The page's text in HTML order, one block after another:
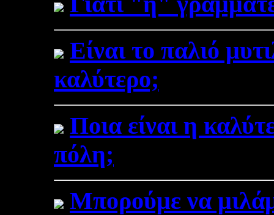
Είναι το παλιό
καλύτερο;
Ποια είναι η
πόλη;
Μπορούμε να